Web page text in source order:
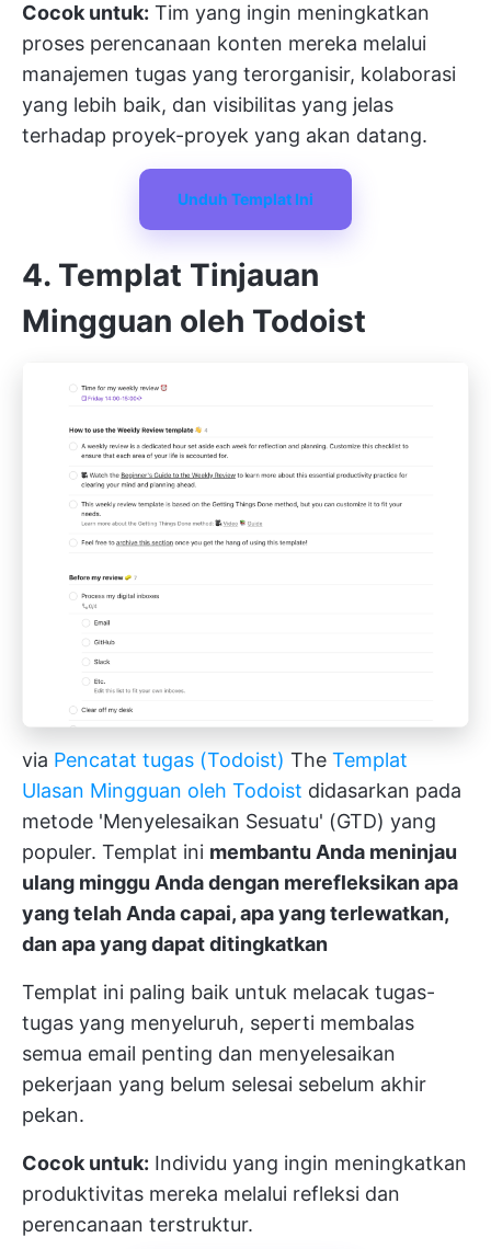
Cocok untuk: Tim yang ingin meningkatkan
proses perencanaan konten mereka melalui
manajemen tugas yang terorganisir, kolaborasi
yang lebih baik, dan visibilitas yang jelas
terhadap proyek-proyek yang akan datang.
Unduh Templat Ini
4. Templat Tinjauan
Mingguan oleh Todoist
via Pencatat tugas (Todoist) The Templat
Ulasan Mingguan oleh Todoist didasarkan pada
metode 'Menyelesaikan Sesuatu' (GTD) yang
populer. Templat ini membantu Anda meninjau
ulang minggu Anda dengan merefleksikan apa
yang telah Anda capai, apa yang terlewatkan,
dan apa yang dapat ditingkatkan
Templat ini paling baik untuk melacak tugas-
tugas yang menyeluruh, seperti membalas
semua email penting dan menyelesaikan
pekerjaan yang belum selesai sebelum akhir
pekan.
Cocok untuk: Individu yang ingin meningkatkan
produktivitas mereka melalui refleksi dan
perencanaan terstruktur.